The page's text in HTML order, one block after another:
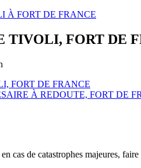
À FORT DE FRANCE
TIVOLI, FORT DE
FORT DE FRANCE
À REDOUTE, FORT DE
cas de catastrophes majeures,